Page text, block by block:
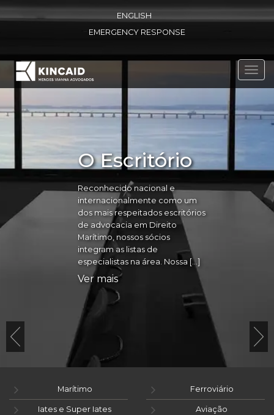
ENGLISH
EMERGENCY RESPONSE
O Escritório
Reconhecido nacional e
internacionalmente como um
dos mais respeitados escritórios
de advocacia em Direito
Marítimo, nossos sócios
integram as listas de
especialistas na área. Nossa […]
Ver mais
Marítimo
Iates e Super Iates
Ferroviário
Aviação